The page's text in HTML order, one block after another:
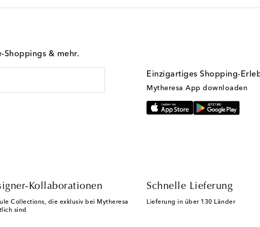
Shoppings & mehr.
Einzigartiges Shopping-
Mytheresa App downloaden
Kollaborationen
Collections, die exklusiv bei Mytheresa
sind
Schnelle Lieferung
Lieferung in über 130 Länder